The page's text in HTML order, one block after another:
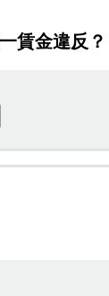
賃金違反？